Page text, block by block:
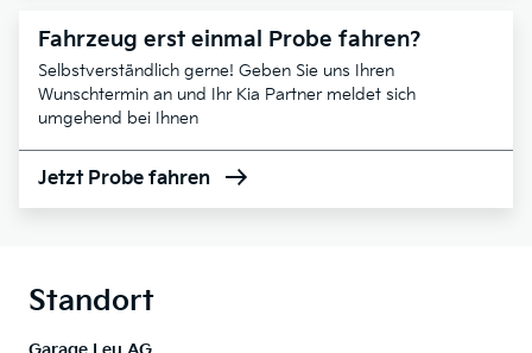
Fahrzeug erst einmal Probe fahren?
Selbstverständlich gerne! Geben Sie uns Ihren
Wunschtermin an und Ihr Kia Partner meldet sich
umgehend bei Ihnen
Jetzt Probe fahren
Standort